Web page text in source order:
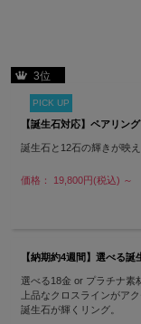
3位
PICK UP
【誕生石対応】ペアリン
誕生石と12石の輝きが映
価格： 19,800円(税込) ～
【納期約4週間】選べる
選べる18金 or プラチナ素
上品なクロスラインがアク
誕生石が輝くリング。